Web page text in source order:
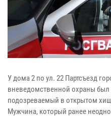
У дома 2 по ул. 22 Партсъезд
вневедомственной охраны
подозреваемый в открытом
Мужчина, который ранее